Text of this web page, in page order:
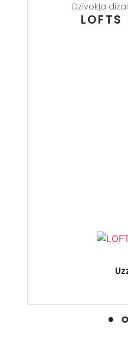
Dzīvokļa dizains,
LOFTS